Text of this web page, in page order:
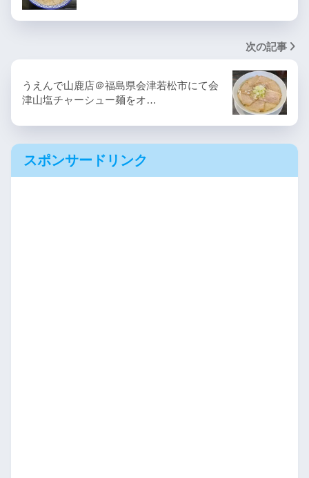
次の記事
うえんで山鹿店＠福島県会津若松市にて会
津山塩チャーシュー麺をオ…
スポンサードリンク